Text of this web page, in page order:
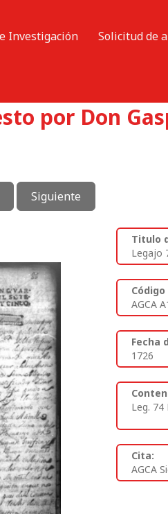
Investigación Solicitud de
por Don
Siguiente
Titulo
Legajo
AGCA
Fecha
1726
Leg. 74
Cita:
AGCA